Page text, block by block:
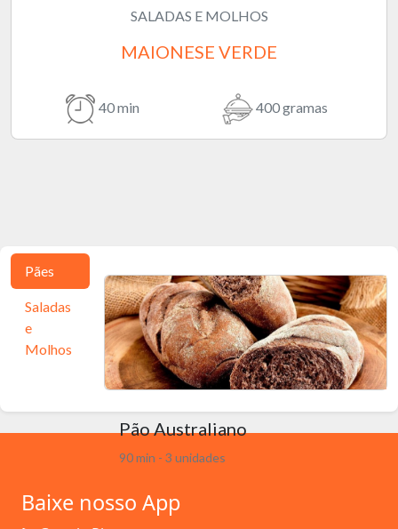
SALADAS E MOLHOS
MAIONESE VERDE
40 min 400 gramas
Pães
Saladas
e
Molhos
Pão Australiano
90 min - 3 unidades
Baixe nosso App